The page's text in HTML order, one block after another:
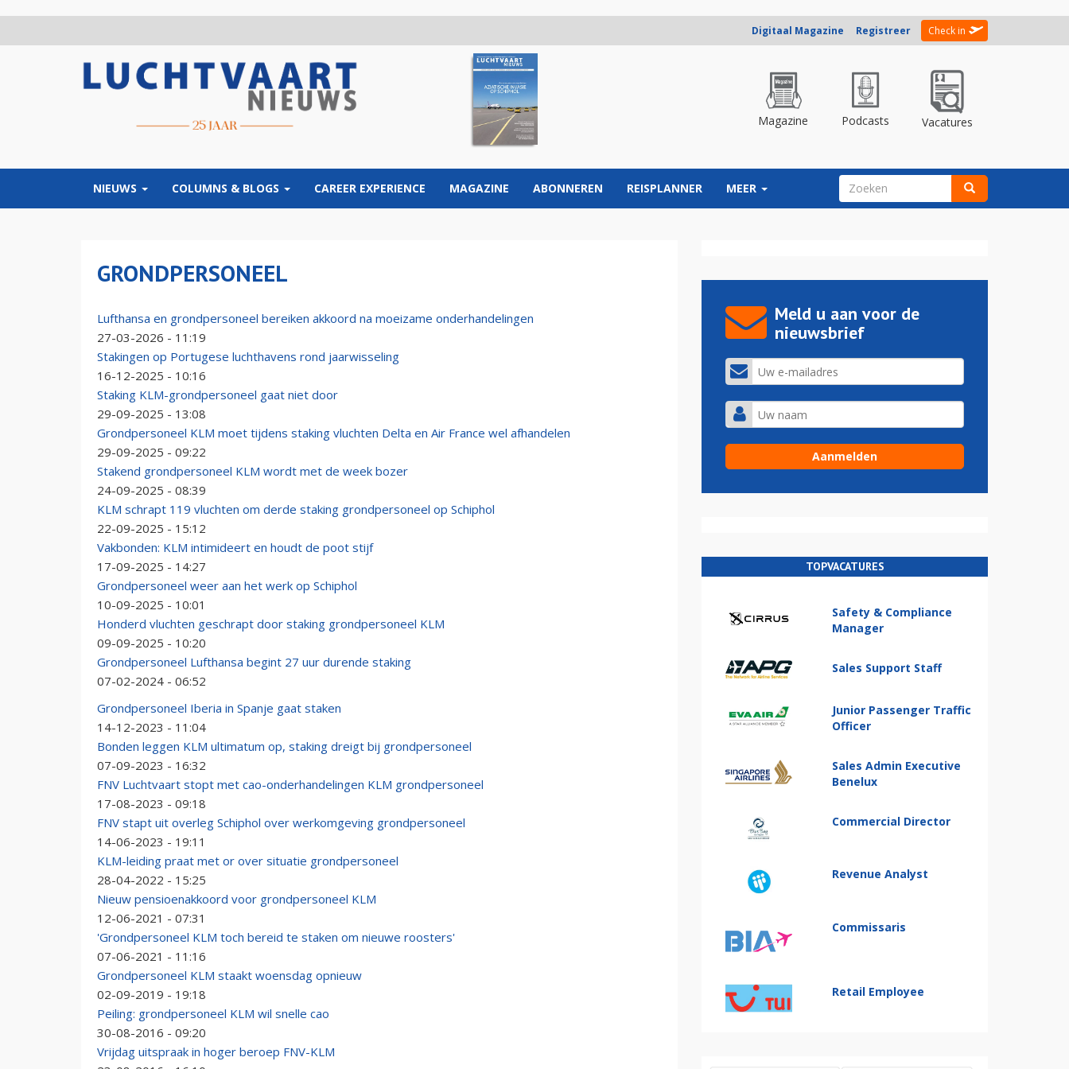
Digitaal Magazine Registreer Check in
Magazine Podcasts Vacatures
NIEUWS COLUMNS & BLOGS CAREER EXPERIENCE MAGAZINE ABONNEREN REISPLANNER MEER ZOEKVELD
GRONDPERSONEEL
Lufthansa en grondpersoneel bereiken akkoord na moeizame onderhandelingen
27-03-2026 - 11:19
Stakingen op Portugese luchthavens rond jaarwisseling
16-12-2025 - 10:16
Staking KLM-grondpersoneel gaat niet door
29-09-2025 - 13:08
Grondpersoneel KLM moet tijdens staking vluchten Delta en Air France wel afhandelen
29-09-2025 - 09:22
Stakend grondpersoneel KLM wordt met de week bozer
24-09-2025 - 08:39
KLM schrapt 119 vluchten om derde staking grondpersoneel op Schiphol
22-09-2025 - 15:12
Vakbonden: KLM intimideert en houdt de poot stijf
17-09-2025 - 14:27
Grondpersoneel weer aan het werk op Schiphol
10-09-2025 - 10:01
Honderd vluchten geschrapt door staking grondpersoneel KLM
09-09-2025 - 10:20
Grondpersoneel Lufthansa begint 27 uur durende staking
07-02-2024 - 06:52
Grondpersoneel Iberia in Spanje gaat staken
14-12-2023 - 11:04
Bonden leggen KLM ultimatum op, staking dreigt bij grondpersoneel
07-09-2023 - 16:32
FNV Luchtvaart stopt met cao-onderhandelingen KLM grondpersoneel
17-08-2023 - 09:18
FNV stapt uit overleg Schiphol over werkomgeving grondpersoneel
14-06-2023 - 19:11
KLM-leiding praat met or over situatie grondpersoneel
28-04-2022 - 15:25
Nieuw pensioenakkoord voor grondpersoneel KLM
12-06-2021 - 07:31
'Grondpersoneel KLM toch bereid te staken om nieuwe roosters'
07-06-2021 - 11:16
Grondpersoneel KLM staakt woensdag opnieuw
02-09-2019 - 19:18
Peiling: grondpersoneel KLM wil snelle cao
30-08-2016 - 09:20
Vrijdag uitspraak in hoger beroep FNV-KLM
Meld u aan voor de
nieuwsbrief
TOPVACATURES
Safety & Compliance
Manager
Sales Support Staff
Junior Passenger Traffic
Officer
Sales Admin Executive
Benelux
Commercial Director
Revenue Analyst
Commissaris
Retail Employee